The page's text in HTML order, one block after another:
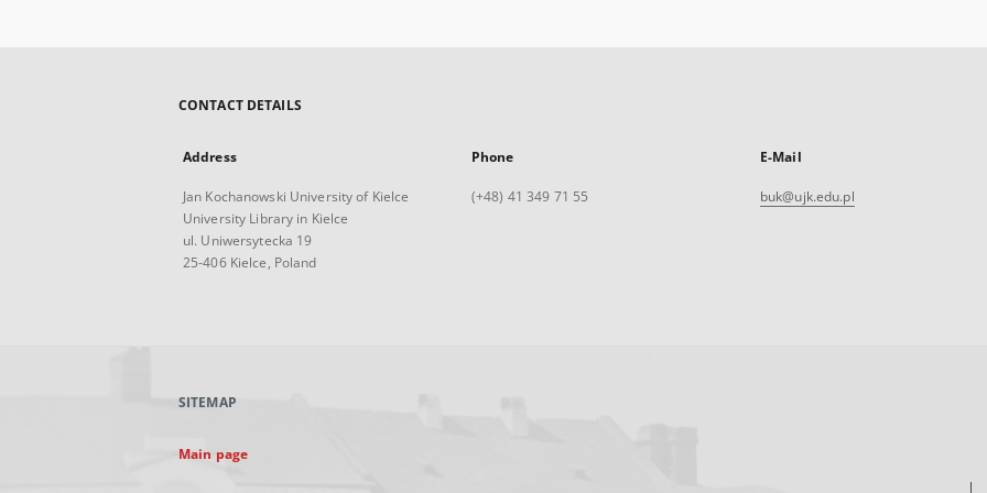
CONTACT DETAILS
Address
Jan Kochanowski University of Kielce
University Library in Kielce
ul. Uniwersytecka 19
25-406 Kielce, Poland
Phone
(+48) 41 349 71 55
E-Mail
buk@ujk.edu.pl
SITEMAP
Main page